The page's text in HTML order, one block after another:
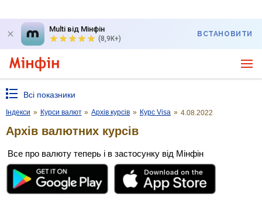
Multi від Мінфін
(8,9K+)
ВСТАНОВИТИ
Всі показники
Індекси » Курси валют » Архів курсів » Курс Visa » 4.08.2022
Архів валютних курсів
Все про валюту теперь і в застосунку від Мінфін